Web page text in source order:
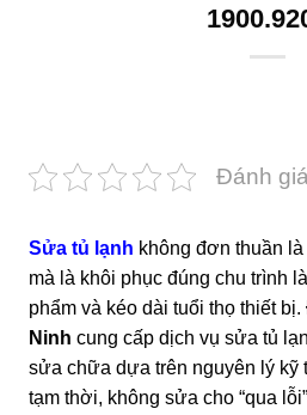
Đánh
Sửa tủ lạnh không đơn thuần
mà là khôi phục đúng chu trình
phẩm và kéo dài tuổi thọ thiết bị.
Ninh cung cấp dịch vụ sửa tủ
sửa chữa dựa trên nguyên lý kỹ
tạm thời, không sửa cho “qua